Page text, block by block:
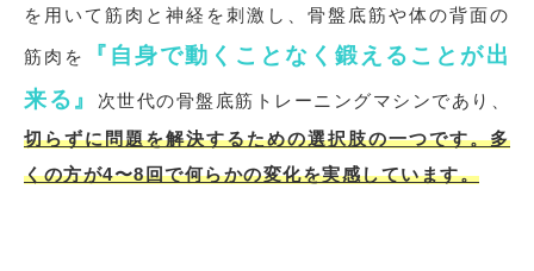
を用いて筋肉と神経を刺激し、骨盤底筋や体の背面の
筋肉を 『 自身で動くことなく鍛えることが出
来る』
次世代の骨盤底筋トレーニングマシンであり、
切らずに問題を解決するための選択肢の一つです。多
くの方が4〜8回で何らかの変化を実感しています。